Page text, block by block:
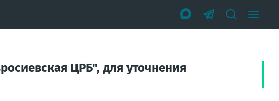
ЦРБ", для уточнения